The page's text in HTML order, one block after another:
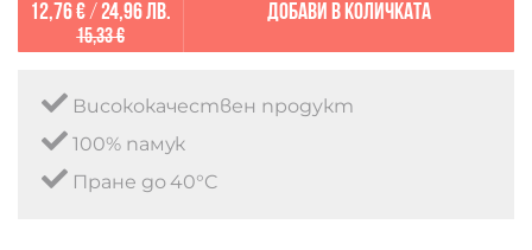
12,76 €/ 24,96 лв.
15,33 €
Добави в количката
Висококачествен продукт
100% памук
Пране до 40°C